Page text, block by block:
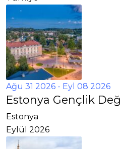
Ağu 31 2026 - Eyl 08 2026
Estonya Gençlik
Estonya
Eylül 2026